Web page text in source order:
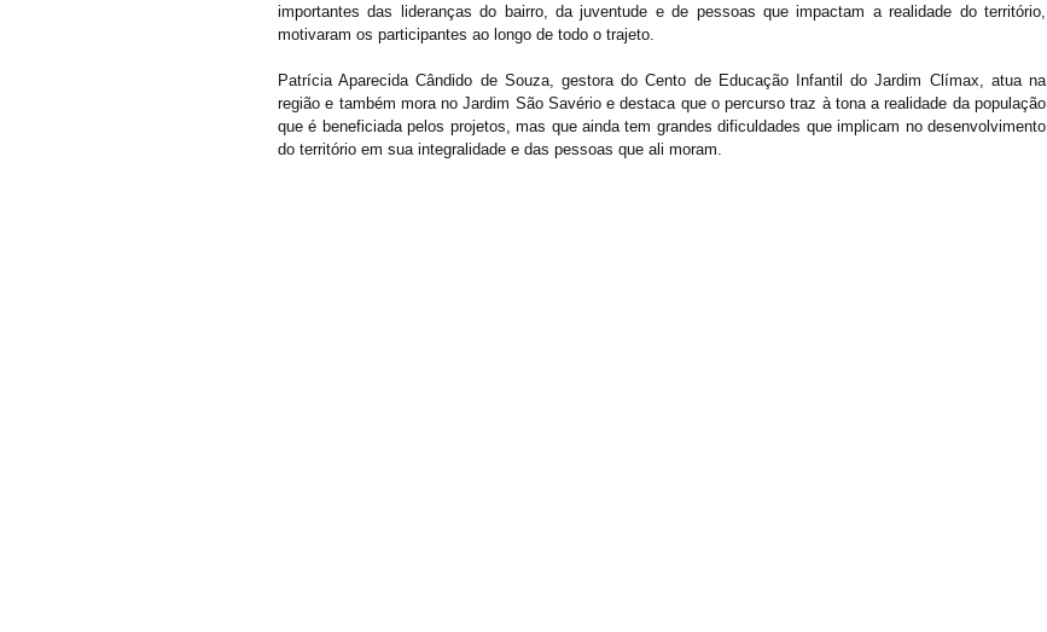
importantes das lideranças do bairro, da juventude e de pessoas que impactam a realidade do território,
motivaram os participantes ao longo de todo o trajeto.
Patrícia Aparecida Cândido de Souza, gestora do Cento de Educação Infantil do Jardim Clímax, atua na
região e também mora no Jardim São Savério e destaca que o percurso traz à tona a realidade da população
que é beneficiada pelos projetos, mas que ainda tem grandes dificuldades que implicam no desenvolvimento
do território em sua integralidade e das pessoas que ali moram.